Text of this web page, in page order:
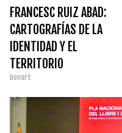
FRANCESC RUIZ ABAD:
CARTOGRAFÍAS DE LA
IDENTIDAD Y EL
TERRITORIO
bonart